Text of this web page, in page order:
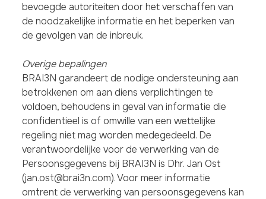
bevoegde autoriteiten door het verschaffen van
de noodzakelijke informatie en het beperken van
de gevolgen van de inbreuk.
Overige bepalingen
BRAI3N garandeert de nodige ondersteuning aan
betrokkenen om aan diens verplichtingen te
voldoen, behoudens in geval van informatie die
confidentieel is of omwille van een wettelijke
regeling niet mag worden medegedeeld. De
verantwoordelijke voor de verwerking van de
Persoonsgegevens bij BRAI3N is Dhr. Jan Ost
(jan.ost@brai3n.com). Voor meer informatie
omtrent de verwerking van persoonsgegevens kan